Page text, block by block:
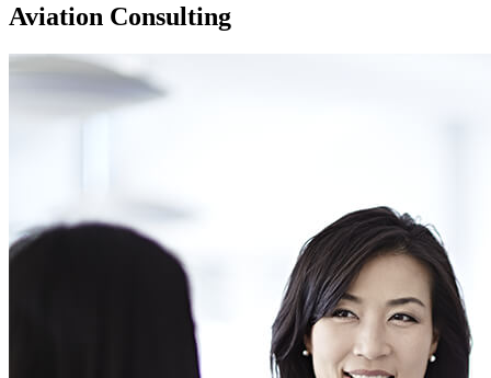
Aviation Consulting